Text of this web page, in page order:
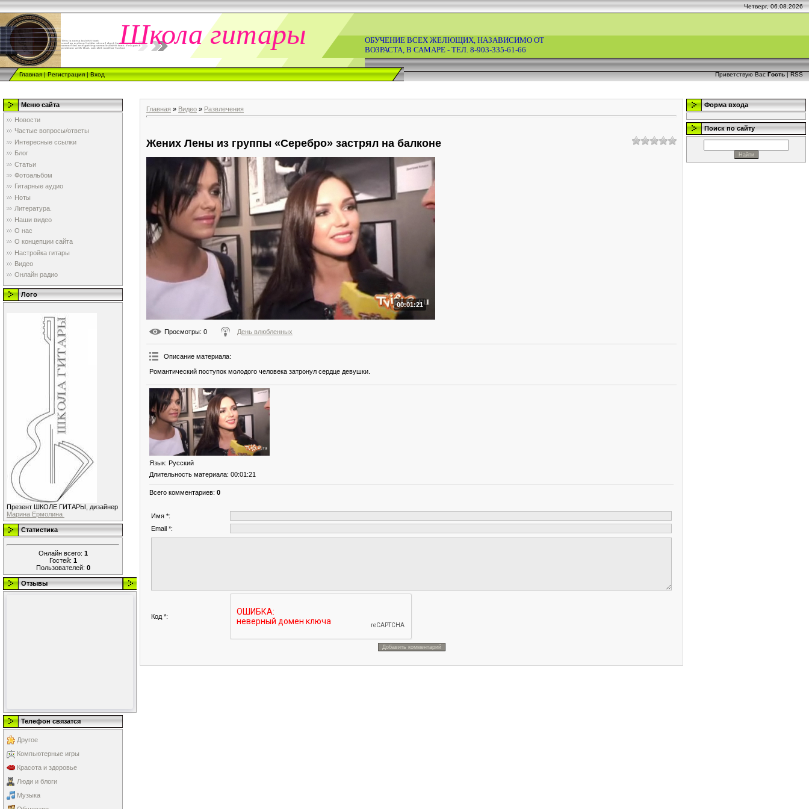
Четверг, 06.08.2026
Школа гитары
ОБУЧЕНИЕ ВСЕХ ЖЕЛЮЩИХ, НАЗАВИСИМО ОТ
ВОЗРАСТА, В САМАРЕ - ТЕЛ. 8-903-335-61-66
Главная|Регистрация|Вход Приветствую Вас Гость | RSS
Меню сайта
Новости
Частые вопросы/ответы
Интересные ссылки
Блог
Статьи
Фотоальбом
Гитарные аудио
Ноты
Литература.
Наши видео
О нас
О концепции сайта
Настройка гитары
Видео
Онлайн радио
Лого
Презент ШКОЛЕ ГИТАРЫ, дизайнер
Марина Ермолина
Статистика
Онлайн всего: 1
Гостей: 1
Пользователей: 0
Отзывы
Телефон связатся
Другое
Компьютерные игры
Красота и здоровье
Люди и блоги
Музыка
Главная » Видео » Развлечения
Жених Лены из группы «Серебро» застрял на балконе
00:01:21
Просмотры: 0 День влюбленных
Описание материала:
Романтический поступок молодого человека затронул сердце девушки.
Язык: Русский
Длительность материала: 00:01:21
Всего комментариев: 0
Имя *:
Email *:
Код *:
Форма входа
Поиск по сайту